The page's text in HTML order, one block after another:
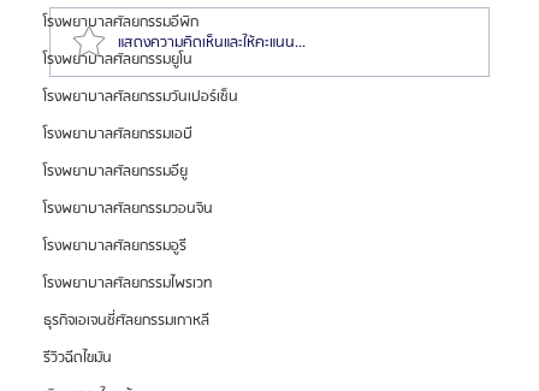
โรงพยาบาลศัลยกรรมอีพิก
โรงพยาบาลศัลยกรรมยูโน
โรงพยาบาลศัลยกรรมวันเปอร์เซ็น
โรงพยาบาลศัลยกรรมเอบี
โรงพยาบาลศัลยกรรมอียู
โรงพยาบาลศัลยกรรมวอนจิน
โรงพยาบาลศัลยกรรมอูรี
โรงพยาบาลศัลยกรรมไพรเวท
ธุรกิจเอเจนซี่ศัลยกรรมเกาหลี
รีวิวฉีดไขมัน
แนะนำ 7 ทีมแพทย์ โรงพยาบาลศัลยกรรม 1% Plastic
Surgery (แบบสรุปให้แล้ว)
แสดงความคิดเห็นและให้คะแนน...